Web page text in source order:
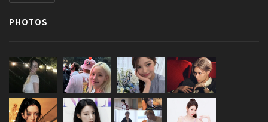
PHOTOS